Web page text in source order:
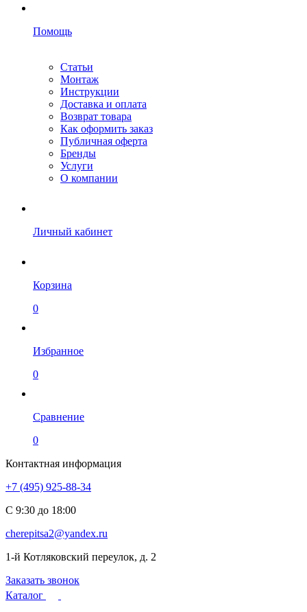
Помощь
Статьи
Монтаж
Инструкции
Доставка и оплата
Возврат товара
Как оформить заказ
Публичная оферта
Бренды
Услуги
О компании
Личный кабинет
Корзина
0
Избранное
0
Сравнение
0
Контактная информация
+7 (495) 925-88-34
С 9:30 до 18:00
cherepitsa2@yandex.ru
1-й Котляковский переулок, д. 2
Заказать звонок
Каталог